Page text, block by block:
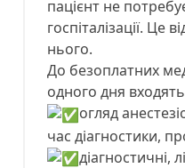
пацієнт не
госпіталізації. Це
нього.
До безоплатних
одного дня
огляд
час діагностики,
діагностичні,